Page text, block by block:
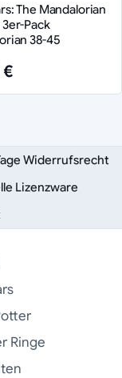
The Mandalorian
Pack
38-45
€
Widerrufsrecht
Lizenzware
Ringe